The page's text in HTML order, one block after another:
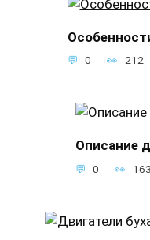
0 212
Описание
0 163